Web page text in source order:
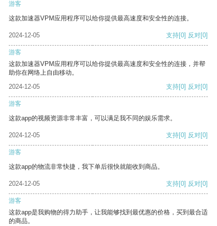
游客
这款加速器VPM应用程序可以给你提供最高速度和安全性的连接。
2024-12-05 支持[0] 反对[0]
游客
这款加速器VPM应用程序可以给你提供最高速度和安全性的连接，并帮
助你在网络上自由移动。
2024-12-05
支持[0] 反对[0]
游客
这款app的视频资源非常丰富，可以满足我不同的娱乐需求。
2024-12-05 支持[0] 反对[0]
游客
这款app的物流非常快捷，我下单后很快就能收到商品。
2024-12-05 支持[0] 反对[0]
游客
这款app是我购物的得力助手，让我能够找到最优惠的价格，买到最合适
的商品。